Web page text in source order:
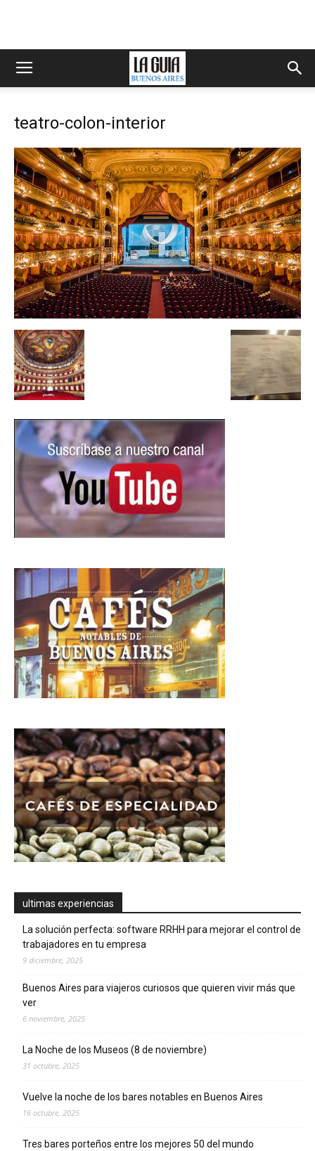
teatro-colon-interior
ultimas experiencias
La solución perfecta: software RRHH para mejorar el control de
trabajadores en tu empresa
9 diciembre, 2025
Buenos Aires para viajeros curiosos que quieren vivir más que
ver
6 noviembre, 2025
La Noche de los Museos (8 de noviembre)
31 octubre, 2025
Vuelve la noche de los bares notables en Buenos Aires
16 octubre, 2025
Tres bares porteños entre los mejores 50 del mundo